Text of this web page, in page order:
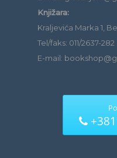
Knjižara:
Kraljevića Marka 1,
Tel/faks: 011/2637-282
E-mail: